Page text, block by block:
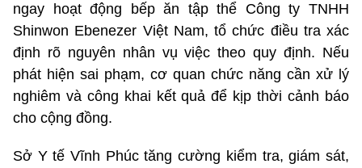
ngay hoạt động bếp ăn tập thể Công ty TNHH
Shinwon Ebenezer Việt Nam, tổ chức điều tra xác
định rõ nguyên nhân vụ việc theo quy định. Nếu
phát hiện sai phạm, cơ quan chức năng cần xử lý
nghiêm và công khai kết quả để kịp thời cảnh báo
cho cộng đồng.
Sở Y tế Vĩnh Phúc tăng cường kiểm tra, giám sát,